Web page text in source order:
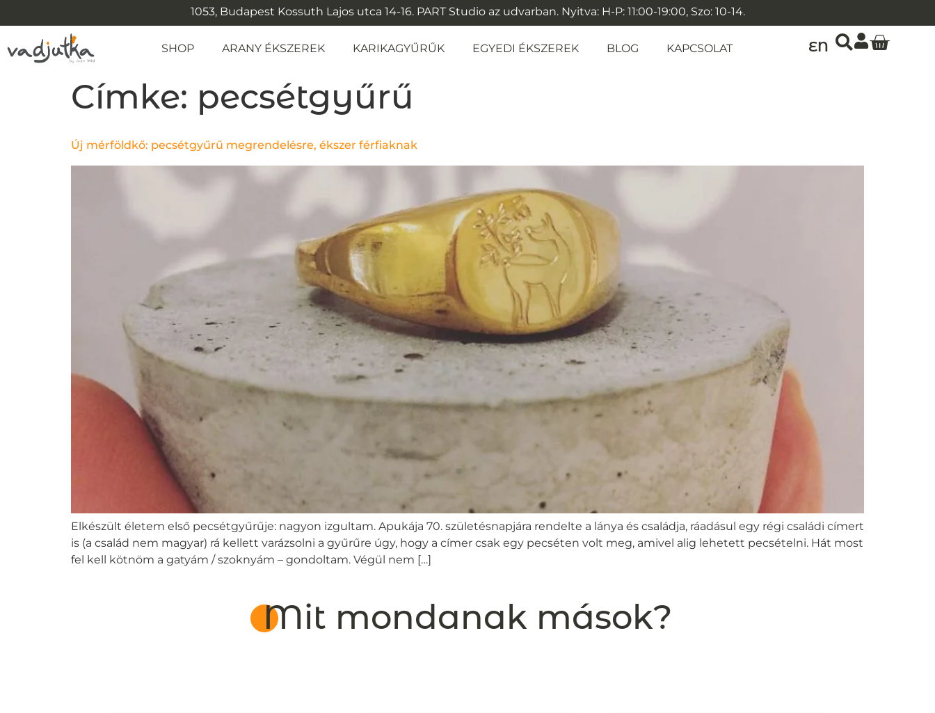
1053, Budapest Kossuth Lajos utca 14-16. PART Studio az udvarban. Nyitva: H-P: 11:00-19:00, Szo: 10-14.
SHOP ARANY ÉKSZEREK KARIKAGYŰRŰK EGYEDI ÉKSZEREK BLOG KAPCSOLAT EN
Címke: pecsétgyűrű
Új mérföldkő: pecsétgyűrű megrendelésre, ékszer férfiaknak
Elkészült életem első pecsétgyűrűje: nagyon izgultam. Apukája 70. születésnapjára rendelte a lánya és családja, ráadásul egy régi családi címert
is (a család nem magyar) rá kellett varázsolni a gyűrűre úgy, hogy a címer csak egy pecséten volt meg, amivel alig lehetett pecsételni. Hát most
fel kell kötnöm a gatyám / szoknyám – gondoltam. Végül nem […]
Mit mondanak mások?